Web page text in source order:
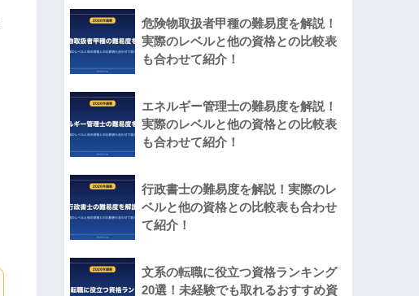
危険物取扱者甲種の難易度を解説！
実際のレベルと他の資格との比較表
も合わせて紹介！
エネルギー管理士の難易度を解説！
実際のレベルと他の資格との比較表
も合わせて紹介！
行政書士の難易度を解説！実際のレ
ベルと他の資格との比較表も合わせ
て紹介！
文系の転職に役立つ資格ランキング
20選！未経験でも取れるおすすめ資